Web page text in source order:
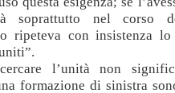
soprattutto nel corso
ripeteva con insistenza lo
l’unità non
formazione di sinistra